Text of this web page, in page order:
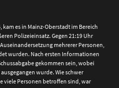
kam es in Mainz-Oberstadt im Bereich
Polizeieinsatz. Gegen 21:19 Uhr
mehrerer Personen,
wurden. Nach ersten Informationen
gekommen sein, wobei
wurde. Wie schwer
viele Personen betroffen sind, war